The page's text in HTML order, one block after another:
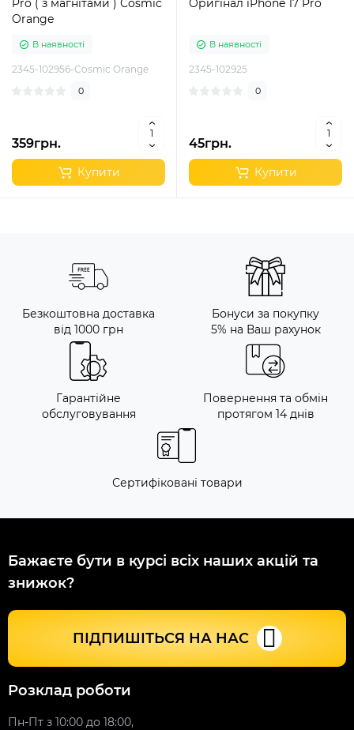
Pro ( з магнітами ) Cosmic
Orange
В наявності
2345-102956-Cosmic Orange
0
359грн.
Купити
Oригінал iPhone 17 Pro
В наявності
2345-102925
0
45грн.
Купити
Безкоштовна доставка
від 1000 грн
Бонуси за покупку
5% на Ваш рахунок
Гарантійне
обслуговування
Повернення та обмін
протягом 14 днів
Сертифіковані товари
Бажаєте бути в курсі всіх наших акцій та
знижок?
ПІДПИШІТЬСЯ НА НАС
Розклад роботи
Пн-Пт з 10:00 до 18:00,